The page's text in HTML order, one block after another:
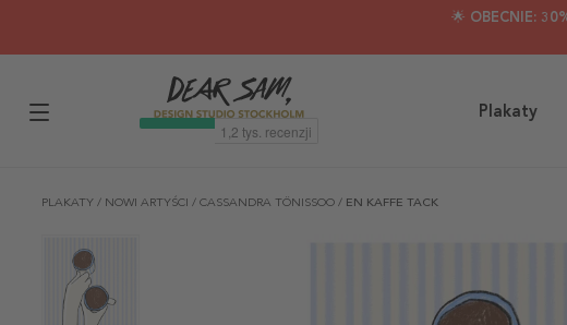
🌟 OBECNIE:
Plakaty
PLAKATY / NOWI ARTYŚCI / CASSANDRA TÖNISSOO / EN KAFFE TACK